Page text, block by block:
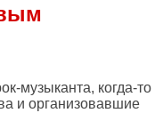
музыканта, когда-то
и организовавшие